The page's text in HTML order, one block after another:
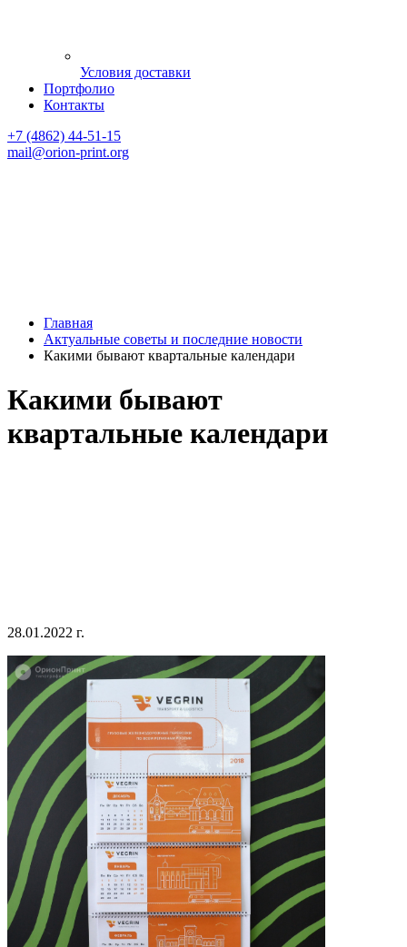
Условия доставки
Портфолио
Контакты
+7 (4862) 44-51-15
mail@orion-print.org
Главная
Актуальные советы и последние новости
Какими бывают квартальные календари
Какими бывают
квартальные календари
28.01.2022 г.